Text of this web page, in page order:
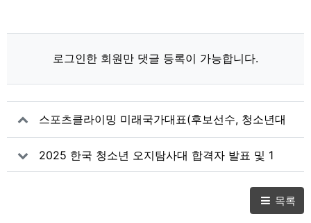
로그인한 회원만 댓글 등록이 가능합니다.
스포츠클라이밍 미래국가대표(후보선수, 청소년대
표팀, 꿈나무선수) 지도자 명단
2025 한국 청소년 오지탐사대 합격자 발표 및 1
차 종합훈련 안내
목록